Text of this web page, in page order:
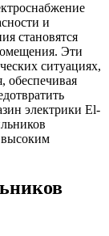
и
становятся
Эти
ситуациях,
обеспечивая
электрики El-